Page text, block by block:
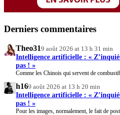
Derniers commentaires
Theo319 août 2026 at 13 h 31 min
Intelligence artificielle : «
pas ! »
Comme les Chinois qui servent de
h169 août 2026 at 13 h 20 min
Intelligence artificielle : «
pas ! »
Pour les images, normalement, le fait de